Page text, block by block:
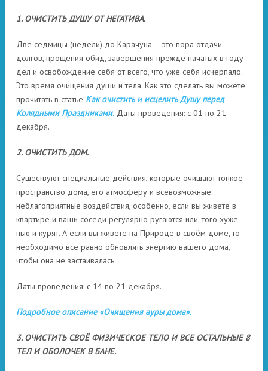
1. ОЧИСТИТЬ ДУШУ ОТ НЕГАТИВА.
Две седмицы (недели) до Карачуна – это пора отдачи
долгов, прощения обид, завершения прежде начатых в году
дел и освобождение себя от всего, что уже себя исчерпало.
Это время очищения души и тела. Как это сделать вы можете
прочитать в статье Как очистить и исцелить Душу перед
Колядными Праздниками. Даты проведения: с 01 по 21
декабря.
2. ОЧИСТИТЬ ДОМ.
Существуют специальные действия, которые очищают тонкое
пространство дома, его атмосферу и всевозможные
неблагоприятные воздействия, особенно, если вы живете в
квартире и ваши соседи регулярно ругаются или, того хуже,
пью и курят. А если вы живете на Природе в своём доме, то
необходимо все равно обновлять энергию вашего дома,
чтобы она не застаивалась.
Даты проведения: с 14 по 21 декабря.
Подробное описание «Очищения ауры дома».
3. ОЧИСТИТЬ СВОЁ ФИЗИЧЕСКОЕ ТЕЛО И ВСЕ ОСТАЛЬНЫЕ 8
ТЕЛ И ОБОЛОЧЕК В БАНЕ.